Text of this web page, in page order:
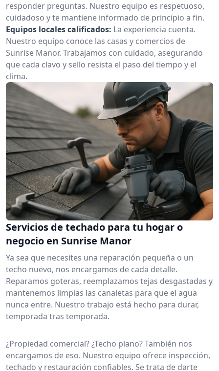
responder preguntas. Nuestro equipo es respetuoso,
cuidadoso y te mantiene informado de principio a fin.
Equipos locales calificados: La experiencia cuenta.
Nuestro equipo conoce las casas y comercios de
Sunrise Manor. Trabajamos con cuidado, asegurando
que cada clavo y sello resista el paso del tiempo y el
clima.
Servicios de techado para tu hogar o
negocio en Sunrise Manor
Ya sea que necesites una reparación pequeña o un
techo nuevo, nos encargamos de cada detalle.
Reparamos goteras, reemplazamos tejas desgastadas y
mantenemos limpias las canaletas para que el agua
nunca entre. Nuestro trabajo está hecho para durar,
temporada tras temporada.
¿Propiedad comercial? ¿Techo plano? También nos
encargamos de eso. Nuestro equipo ofrece inspección,
techado y restauración confiables. Se trata de darte